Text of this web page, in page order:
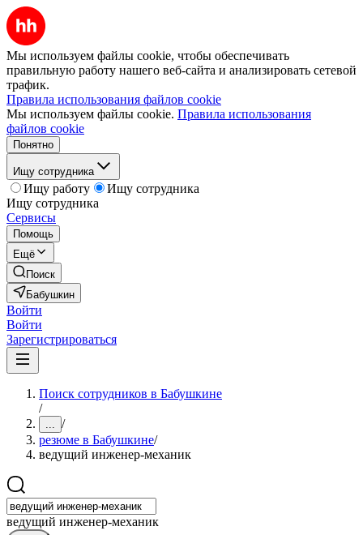
Мы используем файлы cookie, чтобы обеспечивать
правильную работу нашего веб-сайта и анализировать сетевой
трафик.
Правила использования файлов cookie
Мы используем файлы cookie. Правила использования
файлов cookie
Понятно
Ищу сотрудника
Ищу работу
Ищу сотрудника
Ищу сотрудника
Сервисы
Помощь
Ещё
Поиск
Бабушкин
Войти
Войти
Зарегистрироваться
Поиск сотрудников в Бабушкине
/
... /
резюме в Бабушкине/
ведущий инженер-механик
ведущий инженер-механик